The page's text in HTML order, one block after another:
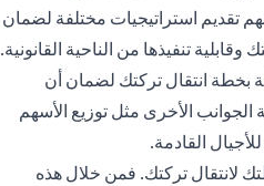
تقديم استراتيجيات مختلفة لضمان
تنفيذها من الناحية القانونية.
بخطة انتقال تركتك لضمان أن
الجوانب الأخرى مثل توزيع الأسهم
القادمة.
لانتقال تركتك. فمن خلال هذه